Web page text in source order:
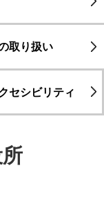
取り扱い
セシビリティ